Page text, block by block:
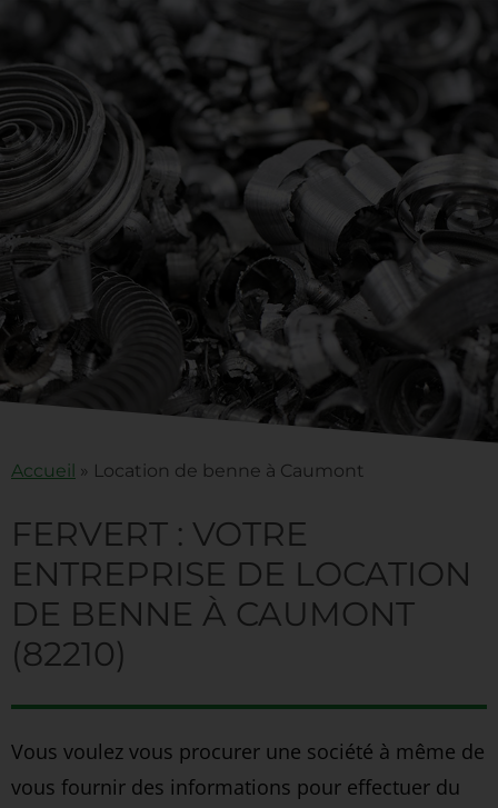
Accueil » Location de benne à Caumont
FERVERT : VOTRE
ENTREPRISE DE LOCATION
DE BENNE À CAUMONT
(82210)
Vous voulez vous procurer une société à même de
vous fournir des informations pour effectuer du